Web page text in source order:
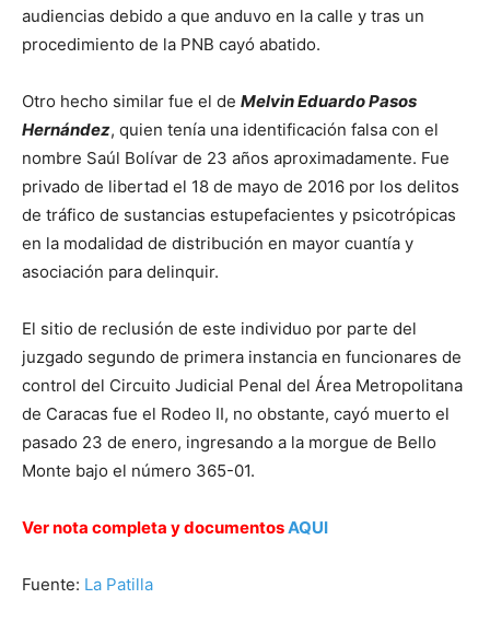
audiencias debido a que anduvo en la calle y tras un
procedimiento de la PNB cayó abatido.
Otro hecho similar fue el de Melvin Eduardo Pasos
Hernández, quien tenía una identificación falsa con el
nombre Saúl Bolívar de 23 años aproximadamente. Fue
privado de libertad el 18 de mayo de 2016 por los delitos
de tráfico de sustancias estupefacientes y psicotrópicas
en la modalidad de distribución en mayor cuantía y
asociación para delinquir.
El sitio de reclusión de este individuo por parte del
juzgado segundo de primera instancia en funcionares de
control del Circuito Judicial Penal del Área Metropolitana
de Caracas fue el Rodeo II, no obstante, cayó muerto el
pasado 23 de enero, ingresando a la morgue de Bello
Monte bajo el número 365-01.
Ver nota completa y documentosAQUI
Fuente: La Patilla